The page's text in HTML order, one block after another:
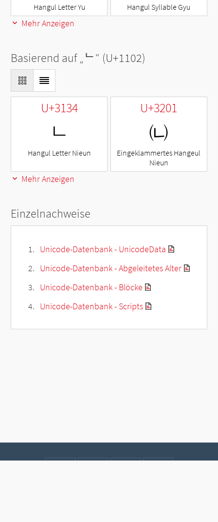
Hangul Letter Yu Hangul Syllable Gyu
Mehr Anzeigen
Basierend auf „ᄂ“ (U+1102)
U+3134
ㄴ
Hangul Letter Nieun
U+3201
㈁
Eingeklammertes Hangeul
Nieun
Mehr Anzeigen
Einzelnachweise
Unicode-Datenbank - UnicodeData
Unicode-Datenbank - Abgeleitetes Alter
Unicode-Datenbank - Blöcke
Unicode-Datenbank - Scripts